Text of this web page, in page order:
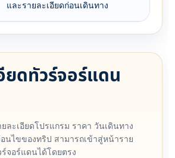
และรายละเอียดก่อนเดินทาง
ยดทัวร์จอร์แดน
ละเอียดโปรแกรม ราคา วันเดินทาง
นไขของทริป สามารถเข้าสู่หน้าราย
จอร์แดนได้โดยตรง